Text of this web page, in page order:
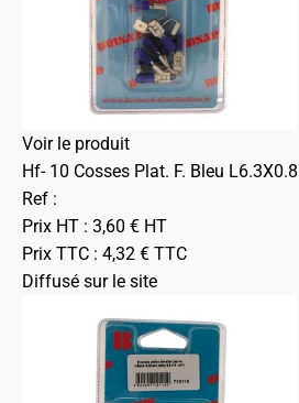
Voir le produit
Hf- 10 Cosses Plat. F. Bleu L6.3X0.8
Ref :
Prix HT : 3,60 € HT
Prix TTC : 4,32 € TTC
Diffusé sur le site